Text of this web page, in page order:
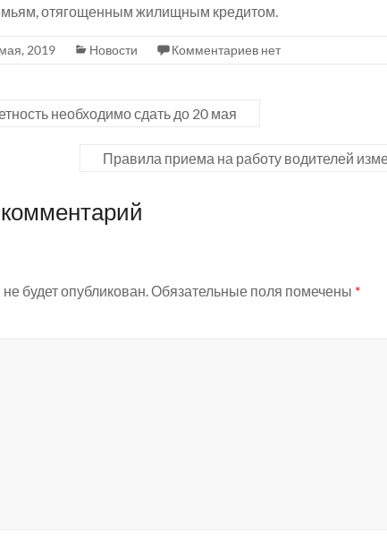
отягощенным жилищным кредитом.
2019 Новости Комментариев нет
необходимо сдать до 20 мая
Правила приема на работу водителей
будет опубликован. Обязательные поля помечены *